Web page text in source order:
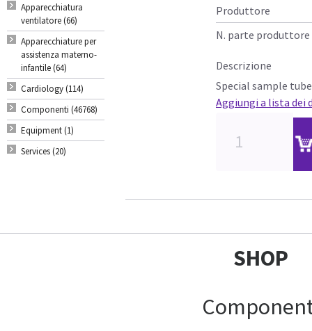
Apparecchiatura
ventilatore (66)
Apparecchiature per
assistenza materno-
infantile (64)
Cardiology (114)
Componenti (46768)
Equipment (1)
Services (20)
Produttore
N. parte produttore
Descrizione
Special sample tube
Aggiungi a lista dei
SHOP